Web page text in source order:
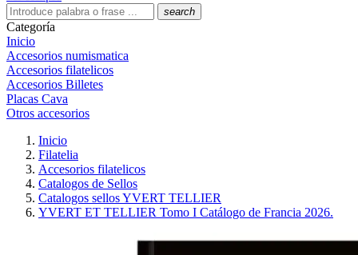
search
Categoría
Inicio
Accesorios numismatica
Accesorios filatelicos
Accesorios Billetes
Placas Cava
Otros accesorios
Inicio
Filatelia
Accesorios filatelicos
Catalogos de Sellos
Catalogos sellos YVERT TELLIER
YVERT ET TELLIER Tomo I Catálogo de Francia 2026.